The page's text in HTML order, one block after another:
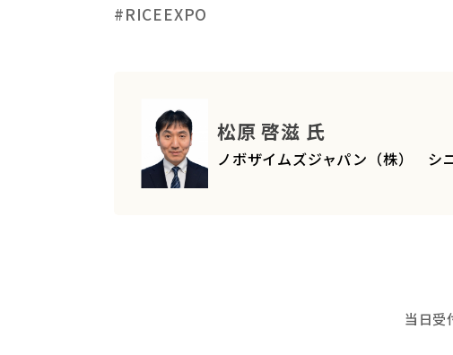
#RICEEXPO
松原 啓滋 氏
ノボザイムズジャパン（株） シ
当日受